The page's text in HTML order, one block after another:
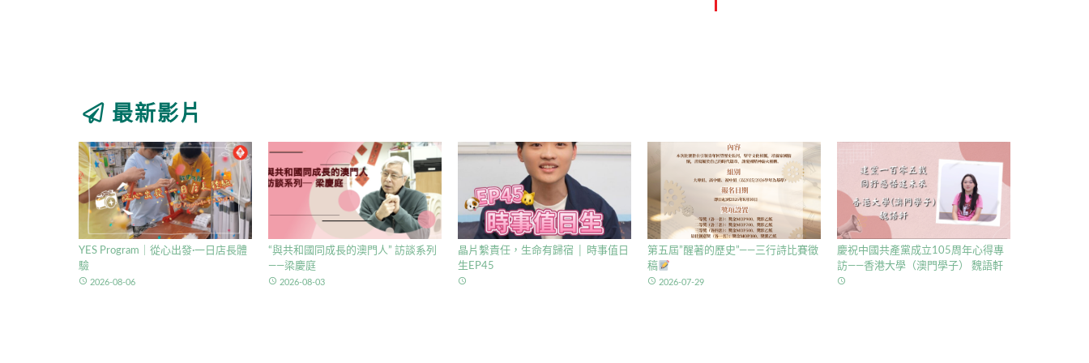
最新影片
YES Program｜從心出發·一日店長體
驗
access_time 2026-08-06
“與共和國同成長的澳門人” 訪談系列
——梁慶庭
access_time 2026-08-03
晶片繫責任，生命有歸宿 │ 時事值日
生EP45
access_time
第五屆”醒著的歷史”——三行詩比賽徵
稿
access_time 2026-07-29
慶祝中國共產黨成立105周年心得專
訪——香港大學（澳門學子） 魏語軒
access_time